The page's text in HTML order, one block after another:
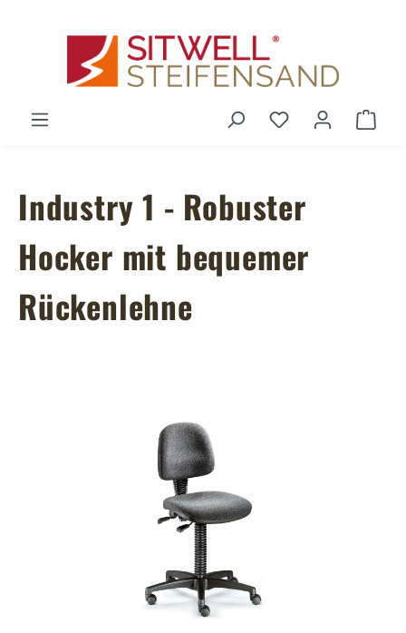
Du hast 0
Industry 1 - Robuster
Hocker mit bequemer
Rückenlehne
Bildergalerie überspringen